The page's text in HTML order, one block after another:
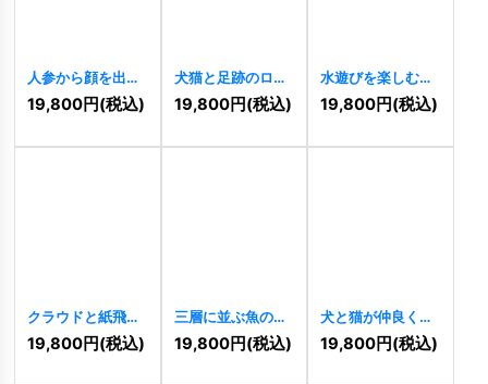
人参から顔を出す
うさぎのキュート
なロゴ [ 11445]
19,800円(税込)
犬猫と足跡のロゴ
[11446]
19,800円(税込)
水遊びを楽しむ可
愛い柴犬のロゴ
11443 ]
19,800円(税込)
クラウドと紙飛行
機のWロゴ
11444 ]
19,800円(税込)
三層に並ぶ魚のシ
ンプルでモダンな
ロゴ 11441]
19,800円(税込)
犬と猫が仲良く寄
り添うペットロゴ
11442 ]
19,800円(税込)